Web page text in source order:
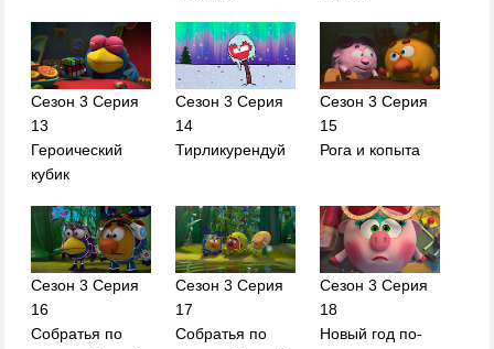
Сезон 3 Серия
13
Героический
кубик
Сезон 3 Серия
14
Тирликурендуй
Сезон 3 Серия
15
Рога и копыта
Сезон 3 Серия
16
Собратья по
Сезон 3 Серия
17
Собратья по
Сезон 3 Серия
18
Новый год по-